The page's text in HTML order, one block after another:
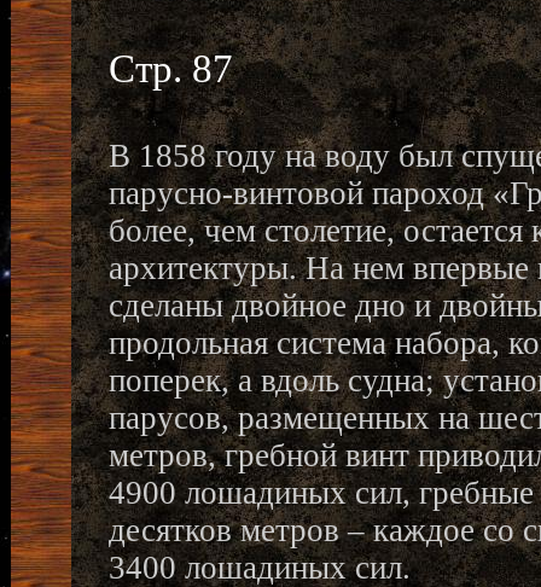
Стр. 87
В 1858 году на воду был
парусно-винтовой пароход
более, чем столетие,
архитектуры. На нем впервые
сделаны двойное дно и
продольная система набора,
поперек, а вдоль судна;
парусов, размещенных на
метров, гребной винт
4900 лошадиных сил, гребные
десятков метров – каждое
3400 лошадиных сил.